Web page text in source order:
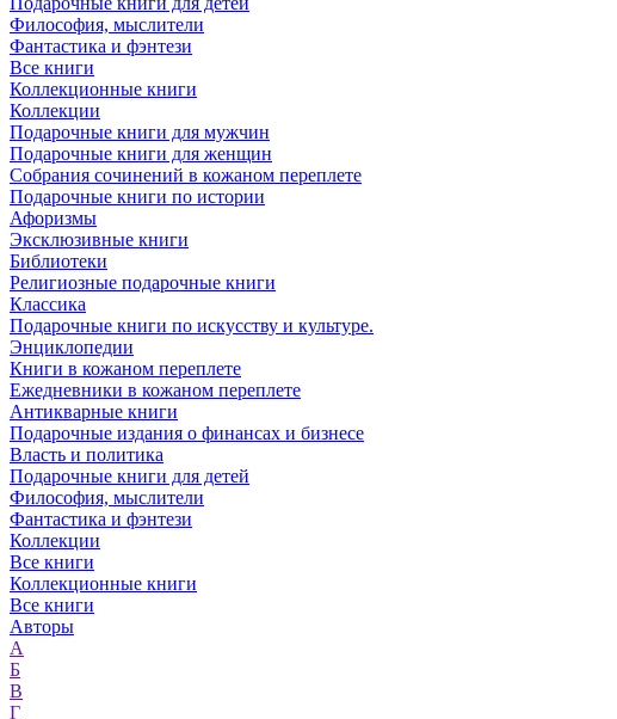
Философия, мыслители
Фантастика и фэнтези
Все книги
Коллекционные книги
Коллекции
Подарочные книги для мужчин
Подарочные книги для женщин
Собрания сочинений в кожаном переплете
Подарочные книги по истории
Афоризмы
Эксклюзивные книги
Библиотеки
Религиозные подарочные книги
Классика
Подарочные книги по искусству и культуре.
Энциклопедии
Книги в кожаном переплете
Ежедневники в кожаном переплете
Антикварные книги
Подарочные издания о финансах и бизнесе
Власть и политика
Подарочные книги для детей
Философия, мыслители
Фантастика и фэнтези
Коллекции
Все книги
Коллекционные книги
Все книги
Авторы
А
Б
В
Г